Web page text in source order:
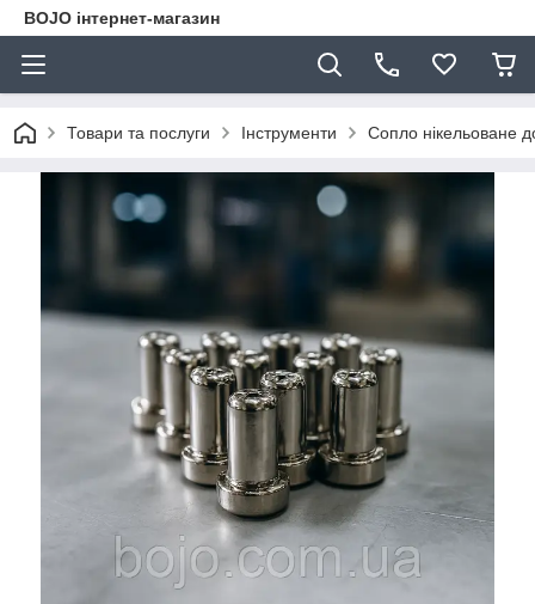
BOJO інтернет-магазин
Товари та послуги Інструменти Сопло нікельоване